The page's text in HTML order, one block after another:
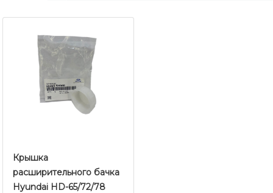
Крышка
расширительного бачка
Hyundai HD-65/72/78